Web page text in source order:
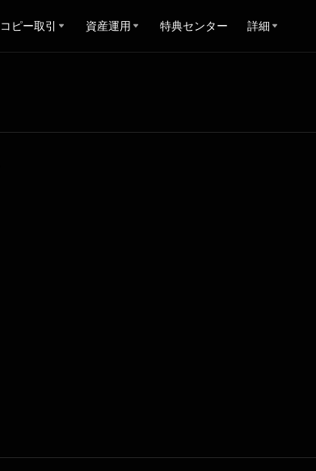
コピー取引 資産運用 特典センター 詳細